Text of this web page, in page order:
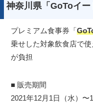
神奈川県「GoToイ
プレミアム食事券「
乗せした対象飲食店で
が負担
■ 販売期間
2021年12月1日（水）